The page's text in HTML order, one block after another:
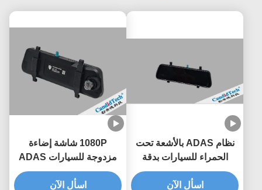
نظام ADAS بالأشعة تحت
الحمراء للسيارات بدقة
التعرف على الذكاء
الاصطناعي 96%، ومسافةاسأل الآن
1080P شاشة إضاءة
مزدوجة للسيارات ADAS
تحت الحمراء مع وظيفة
مكافحة الانعكاس
اسأل الآن